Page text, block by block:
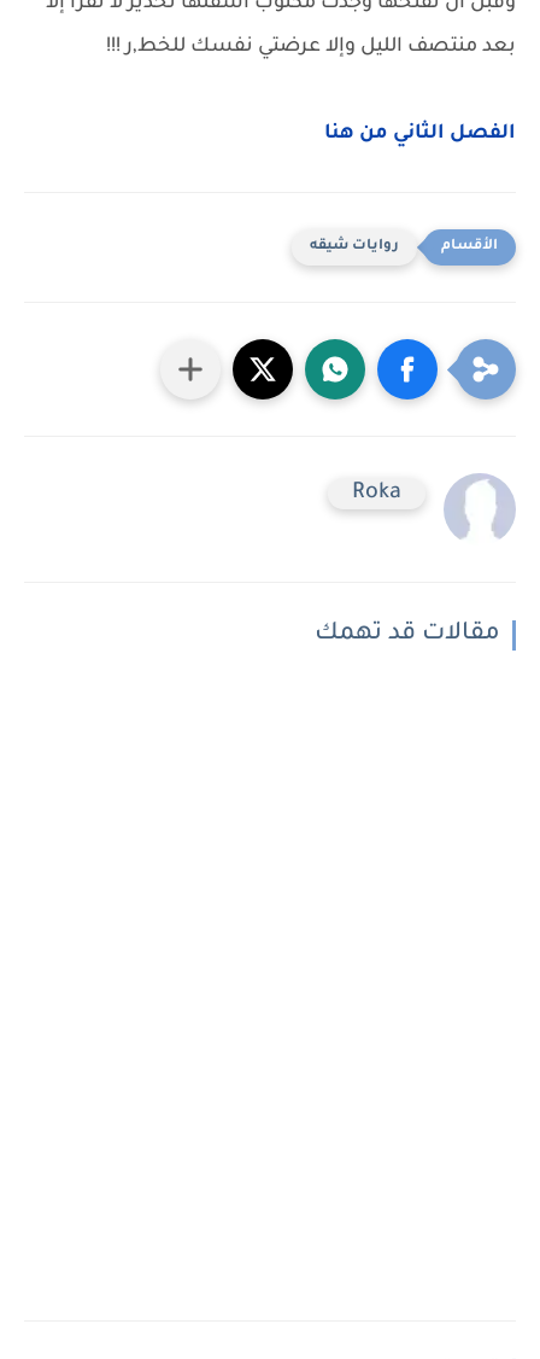
بعد منتصف الليل وإلا عرضتي نفسك للخط,ر !!!
الفصل الثاني من هنا
روايات شيقه
Roka
مقالات قد تهمك